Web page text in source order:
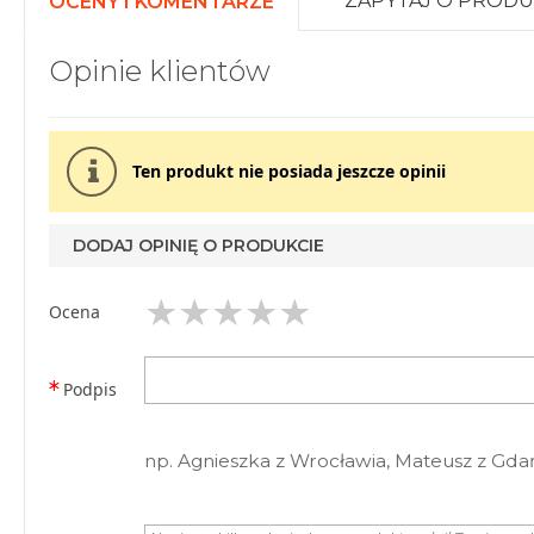
Opinie klientów
Ten produkt nie posiada jeszcze opinii
DODAJ OPINIĘ O PRODUKCIE
Ocena
Podpis
np. Agnieszka z Wrocławia, Mateusz z